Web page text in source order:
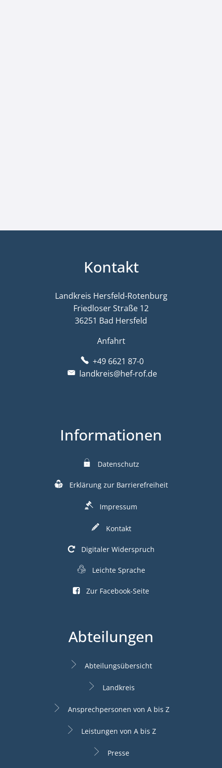
Kontakt
Landkreis Hersfeld-Rotenburg
Friedloser Straße 12
36251 Bad Hersfeld
Anfahrt
+49 6621 87-0
landkreis@hef-rof.de
Informationen
Datenschutz
Erklärung zur Barrierefreiheit
Impressum
Kontakt
Digitaler Widerspruch
Leichte Sprache
Zur Facebook-Seite
Abteilungen
Abteilungsübersicht
Landkreis
Ansprechpersonen von A bis Z
Leistungen von A bis Z
Presse